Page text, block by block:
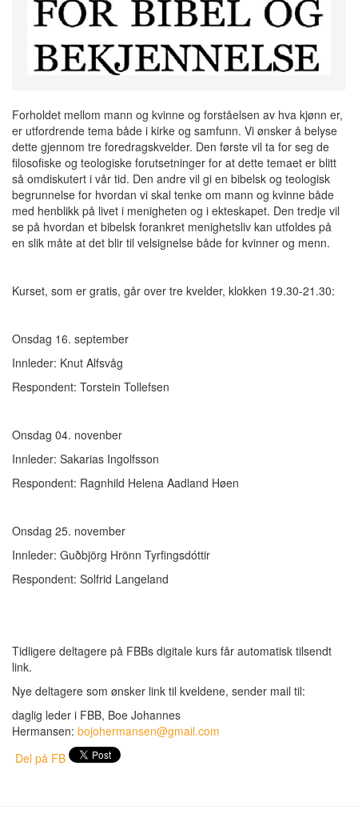
Forholdet mellom mann og kvinne og forståelsen av hva kjønn er,
er utfordrende tema både i kirke og samfunn. Vi ønsker å belyse
dette gjennom tre foredragskvelder. Den første vil ta for seg de
filosofiske og teologiske forutsetninger for at dette temaet er blitt
så omdiskutert i vår tid. Den andre vil gi en bibelsk og teologisk
begrunnelse for hvordan vi skal tenke om mann og kvinne både
med henblikk på livet i menigheten og i ekteskapet. Den tredje vil
se på hvordan et bibelsk forankret menighetsliv kan utfoldes på
en slik måte at det blir til velsignelse både for kvinner og menn.
Kurset, som er gratis, går over tre kvelder, klokken 19.30-21.30:
Onsdag 16. september
Innleder: Knut Alfsvåg
Respondent: Torstein Tollefsen
Onsdag 04. novenber
Innleder: Sakarias Ingolfsson
Respondent: Ragnhild Helena Aadland Høen
Onsdag 25. november
Innleder: Guðbjörg Hrönn Tyrfingsdóttir
Respondent: Solfrid Langeland
Tidligere deltagere på FBBs digitale kurs får automatisk tilsendt
link.
Nye deltagere som ønsker link til kveldene, sender mail til:
daglig leder i FBB, Boe Johannes
Hermansen: bojohermansen@gmail.com
Del på FB